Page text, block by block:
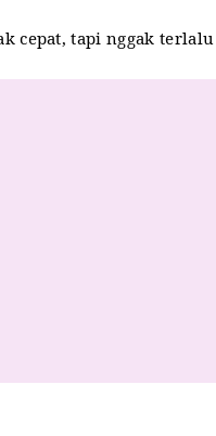
cepat, tapi nggak